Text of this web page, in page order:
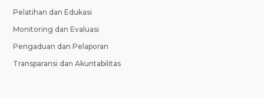
Pelatihan dan Edukasi
Monitoring dan Evaluasi
Pengaduan dan Pelaporan
Transparansi dan Akuntabilitas